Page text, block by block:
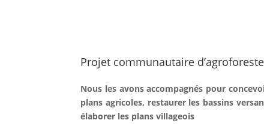
Projet communautaire
Nous les avons accompagnés pour
plans agricoles, restaurer les bassins
élaborer les plans villageois